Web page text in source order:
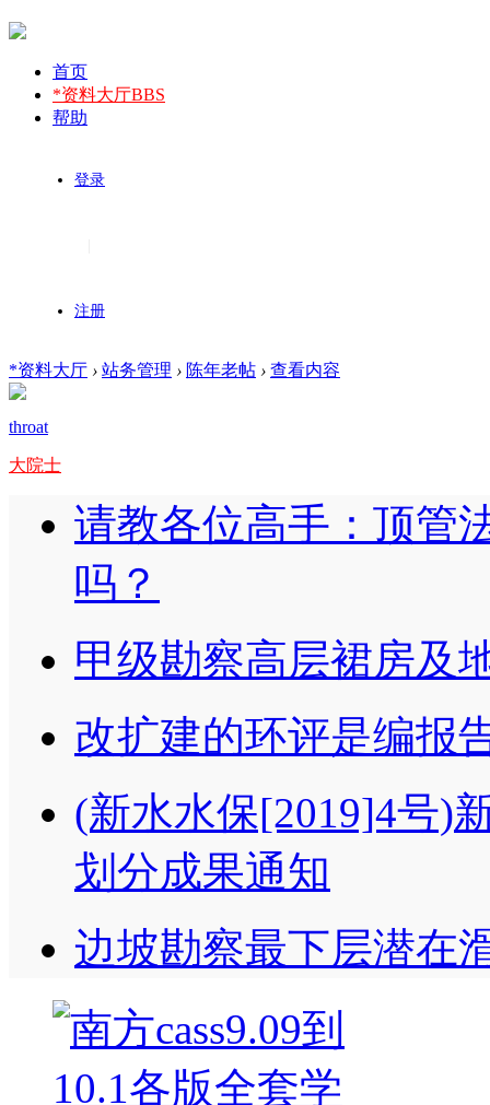
首页
*资料大厅BBS
帮助
登录
注册
*资料大厅 › 站务管理 › 陈年老帖 › 查看内容
throat
大院士
请教各位高手：顶管
吗？
甲级勘察高层裙房及
改扩建的环评是编报
(新水水保[2019]4号)
划分成果通知
边坡勘察最下层潜在